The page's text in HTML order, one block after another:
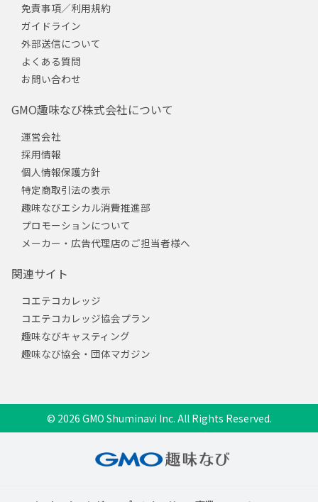
免責事項／利用規約
ガイドライン
外部送信について
よくある質問
お問い合わせ
GMO趣味なび株式会社について
運営会社
採用情報
個人情報保護方針
特定商取引法の表示
趣味なびエシカル消費推進部
プロモーションについて
メーカー・広告代理店のご担当者様へ
関連サイト
コエテコカレッジ
コエテコカレッジ協会プラン
趣味なびキャスティング
趣味なび協会・団体マガジン
© 2026 GMO Shuminavi Inc. All Rights Reserved.